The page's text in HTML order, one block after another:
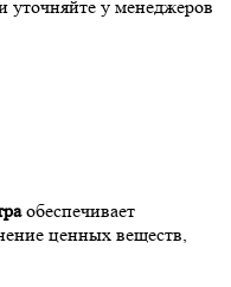
уточняйте у менеджеров
обеспечивает
ценных веществ,